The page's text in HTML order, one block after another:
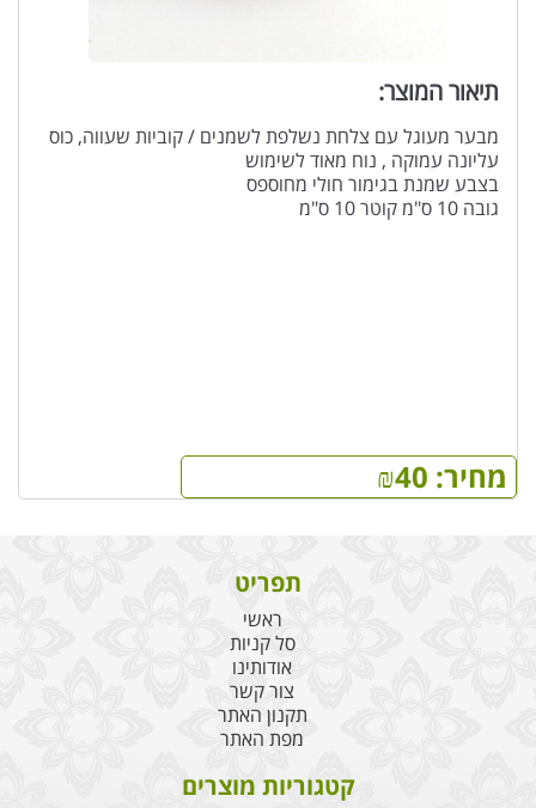
תיאור המוצר:
מבער מעוגל עם צלחת נשלפת לשמנים / קוביות שעווה, כוס
עליונה עמוקה , נוח מאוד לשימוש
בצבע שמנת בגימור חולי מחוספס
גובה 10 ס"מ קוטר 10 ס"מ
מחיר: ₪40
תפריט
ראשי
סל קניות
אודותינו
צור קשר
תקנון האתר
מפת האתר
קטגוריות מוצרים